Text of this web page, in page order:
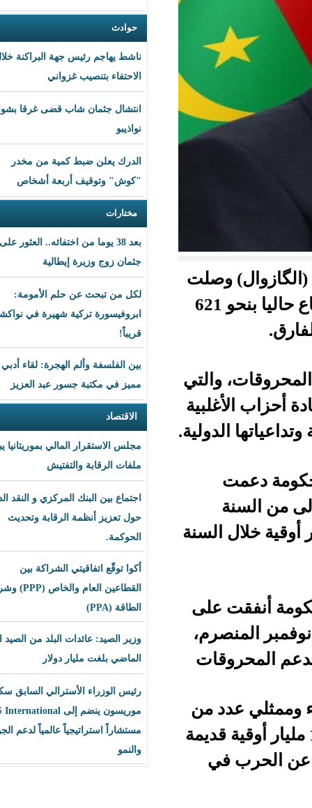
ناشط يهاجم رئيس جهة البراكنة خلال
الاحتفاء بتنصيب غزواني
انتشال جثمان شاب قضى غرقا بشواطئ
نواذيبو
الدرك يعلن ضبط كمية من مخدر
"كوش" وتوقيف أربعة أشخاص
بعد 38 يوما من اختفائه.. العثور على
جثمان زوج وزيرة إيطالية
لكل من تبحث عن حلم الأمومة:
ابروفيسورة تركية شهيرة في نواكشوط
بين الفلسفة وألم الهجرة: لقاء أدبي
مميز في مكتبة جسور عبد العزيز
الاقتصاد
مجلس الاستقرار المالي بموريتانيا يبحث
ملفات الرقابة والتفتيش
اجتماع بين البنك المركزي و النقد الدولي
حول تعزيز أنظمة الرقابة وتحديث
الحوكمة.
أكوا توقّع اتفاقيتي الشراكة بين
القطاعين العام والخاص (PPP) وشراء
الطاقة (PPA)
وزير الصيد: عائدات البلد من الصيد العام
الماضي بلغت مليار دولار
رئيس الوزراء الأسترالي السابق سكوت
موريسون ينضم إلى BLS International
مستشاراً استراتيجياً عالمياً لدعم الجودة
وصلت
حتى نهاية مايو المنصرم إلى 700 أوقية قديمة، فيما يُباع حاليا بنحو 621
والتي
أوقية خلال السنة
على
عدد من
مليار أوقية قديمة